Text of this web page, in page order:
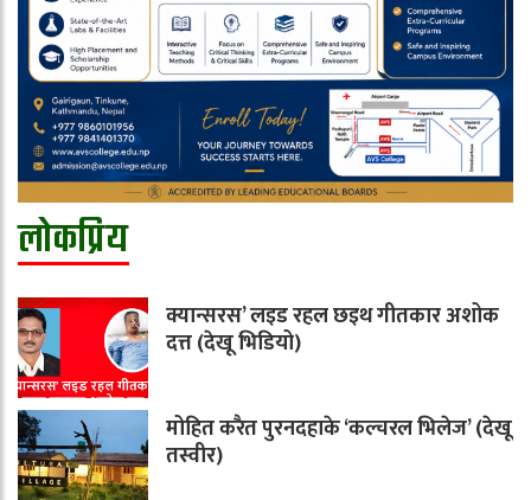
लोकप्रिय
क्यान्सरस’ लइड रहल छइथ गीतकार अशोक
दत्त (देखू भिडियो)
मोहित करैत पुरनदहाके ‘कल्चरल भिलेज’ (देखू
तस्वीर)